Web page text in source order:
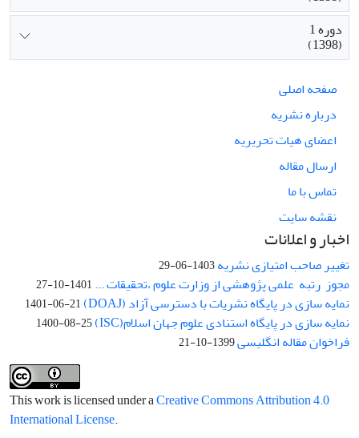
دوره 1
(1398)
صفحه اصلی
درباره نشریه
اعضای هیات تحریریه
ارسال مقاله
تماس با ما
نقشه سایت
اخبار و اعلانات
تغییر صاحب امتیازی نشریه1403-06-29
مجوز رتبه علمی پژوهشی از وزارت علوم ،تحقیقات ...1401-10-27
نمایه سازی در پایگاه نشریات با دسترسی آزاد (DOAJ) 1401-06-21
نمایه سازی در پایگاه استنادی علوم جهان اسلام(ISC) 1400-08-25
فراخوان مقاله انگلیسی1399-10-21
This work is licensed under aCreative Commons Attribution 4.0
International License.